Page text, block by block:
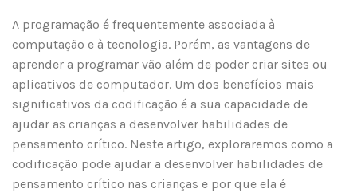
A programação é frequentemente associada à
computação e à tecnologia. Porém, as vantagens de
aprender a programar vão além de poder criar sites ou
aplicativos de computador. Um dos benefícios mais
significativos da codificação é a sua capacidade de
ajudar as crianças a desenvolver habilidades de
pensamento crítico. Neste artigo, exploraremos como a
codificação pode ajudar a desenvolver habilidades de
pensamento crítico nas crianças e por que ela é